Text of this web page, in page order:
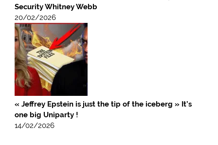
Security Whitney Webb
20/02/2026
« Jeffrey Epstein is just the tip of the iceberg » It’s
one big Uniparty !
14/02/2026